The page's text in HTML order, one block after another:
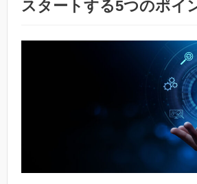
スタートする5つのポイ